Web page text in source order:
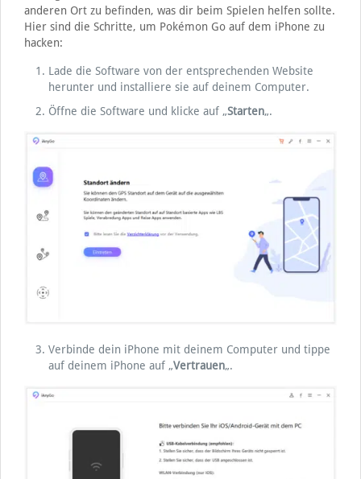
anderen Ort zu befinden, was dir beim Spielen helfen sollte.
Hier sind die Schritte, um Pokémon Go auf dem iPhone zu
hacken:
Lade die Software von der entsprechenden Website
herunter und installiere sie auf deinem Computer.
Öffne die Software und klicke auf „Starten„.
Verbinde dein iPhone mit deinem Computer und tippe
auf deinem iPhone auf „Vertrauen„.